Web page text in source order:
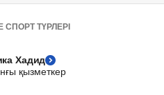
СПОРТ ТҮРЛЕРІ
Хадид
қызметкер